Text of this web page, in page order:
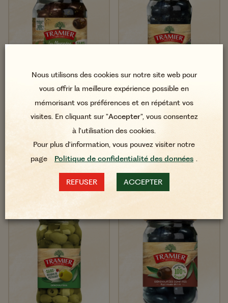
Olives Noires Confites
Marinées aux Herbes
de Provence 150g
Olives Noires à la
Grecque Dénoyautées
Sans Résidus de
Nous utilisons des cookies sur notre site web pour
vous offrir la meilleure expérience possible en
mémorisant vos préférences et en répétant vos
visites. En cliquant sur "Accepter", vous consentez
à l'utilisation des cookies.
Pour plus d'information, vous pouvez visiter notre
page
Politique de confidentialité des données .
REFUSER ACCEPTER